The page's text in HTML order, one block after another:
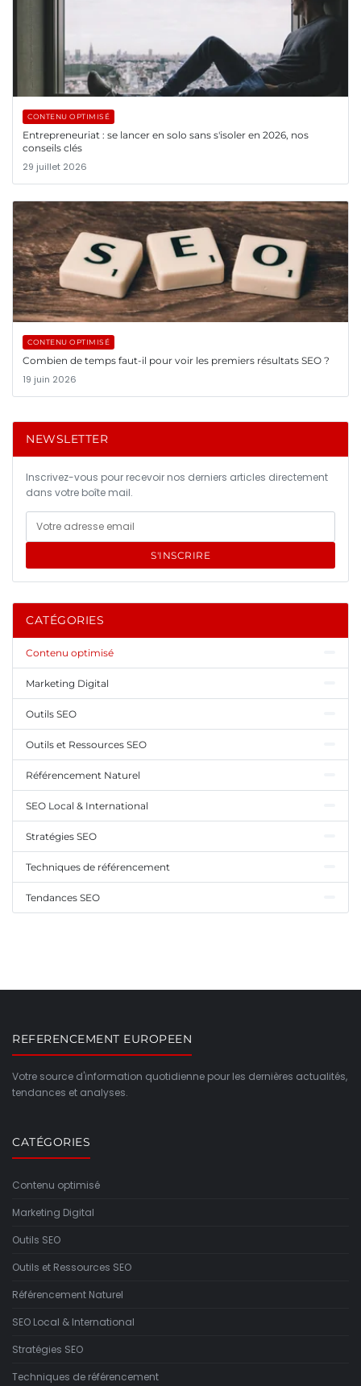
CONTENU OPTIMISÉ
Entrepreneuriat : se lancer en solo sans s'isoler en 2026, nos
conseils clés
29 juillet 2026
CONTENU OPTIMISÉ
Combien de temps faut-il pour voir les premiers résultats SEO ?
19 juin 2026
NEWSLETTER
Inscrivez-vous pour recevoir nos derniers articles directement
dans votre boîte mail.
S'INSCRIRE
CATÉGORIES
Contenu optimisé
Marketing Digital
Outils SEO
Outils et Ressources SEO
Référencement Naturel
SEO Local & International
Stratégies SEO
Techniques de référencement
Tendances SEO
REFERENCEMENT EUROPEEN
Votre source d'information quotidienne pour les dernières actualités,
tendances et analyses.
CATÉGORIES
Contenu optimisé
Marketing Digital
Outils SEO
Outils et Ressources SEO
Référencement Naturel
SEO Local & International
Stratégies SEO
Techniques de référencement